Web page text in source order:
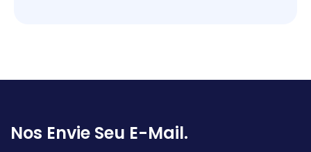
Nos Envie Seu E-Mail.